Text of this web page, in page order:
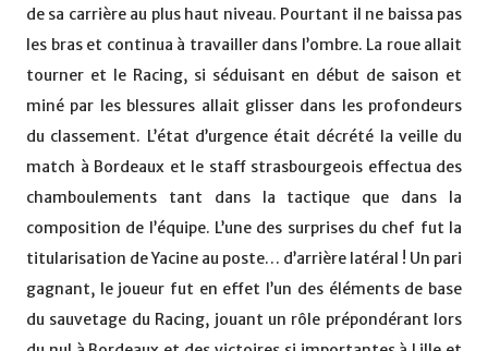
de sa carrière au plus haut niveau. Pourtant il ne baissa pas
les bras et continua à travailler dans l’ombre. La roue allait
tourner et le Racing, si séduisant en début de saison et
miné par les blessures allait glisser dans les profondeurs
du classement. L’état d’urgence était décrété la veille du
match à Bordeaux et le staff strasbourgeois effectua des
chamboulements tant dans la tactique que dans la
composition de l’équipe. L’une des surprises du chef fut la
titularisation de Yacine au poste… d’arrière latéral ! Un pari
gagnant, le joueur fut en effet l’un des éléments de base
du sauvetage du Racing, jouant un rôle prépondérant lors